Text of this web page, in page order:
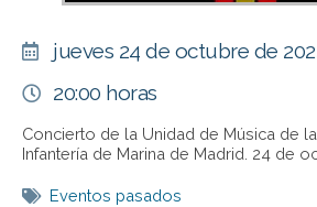
jueves 24 de octubre de
20:00 horas
Concierto de la Unidad de Música de
Infantería de Marina de Madrid. 24 de
Eventos pasados